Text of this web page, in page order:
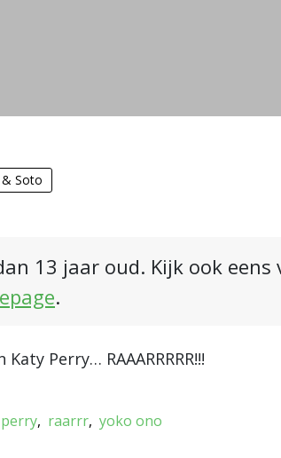
& Soto
13 jaar oud. Kijk ook
.
Perry… RAAARRRRR!!!
raarrr yoko ono